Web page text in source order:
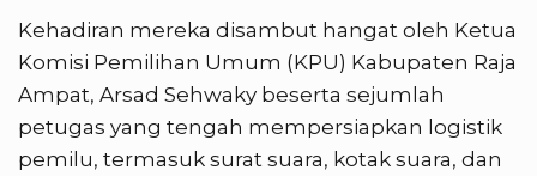
Kehadiran mereka disambut hangat oleh Ketua
Komisi Pemilihan Umum (KPU) Kabupaten Raja
Ampat, Arsad Sehwaky beserta sejumlah
petugas yang tengah mempersiapkan logistik
pemilu, termasuk surat suara, kotak suara, dan